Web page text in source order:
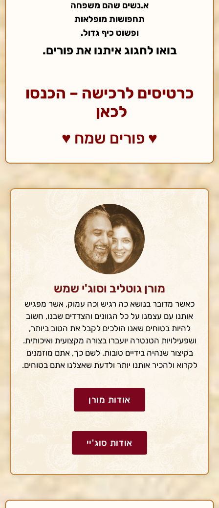
א.נשים שהם משפחה
תחפושות מופלאות
ופשוט כיף גדול.
בואו לחגוג איתנו את פורים.
כרטיסים לרכישה – הכנסו
לכאן
♥ פורים שמח ♥
מורן גוטליב וסוג'י שמש
כאשר מדובר בנושא כה רגיש וכה עמוק, אשר מפגיש
אותנו עם עצמנו על כל הגוונים והצדדים שבנו, חשוב
להיות בטוחים שאנו הולכים לקבל את הטוב ביותר,
ושפעילויות הטנטרה יועברו בצורה מקצועית ואיכותית.
בקיצור שנהיה בידיים טובות. לשם כך, אתם מוזמנים
לקרוא ולהכיר אותנו יותר ולדעת שאצלנו אתם בטוחים.
אודות מורן
אודות סוג'יי